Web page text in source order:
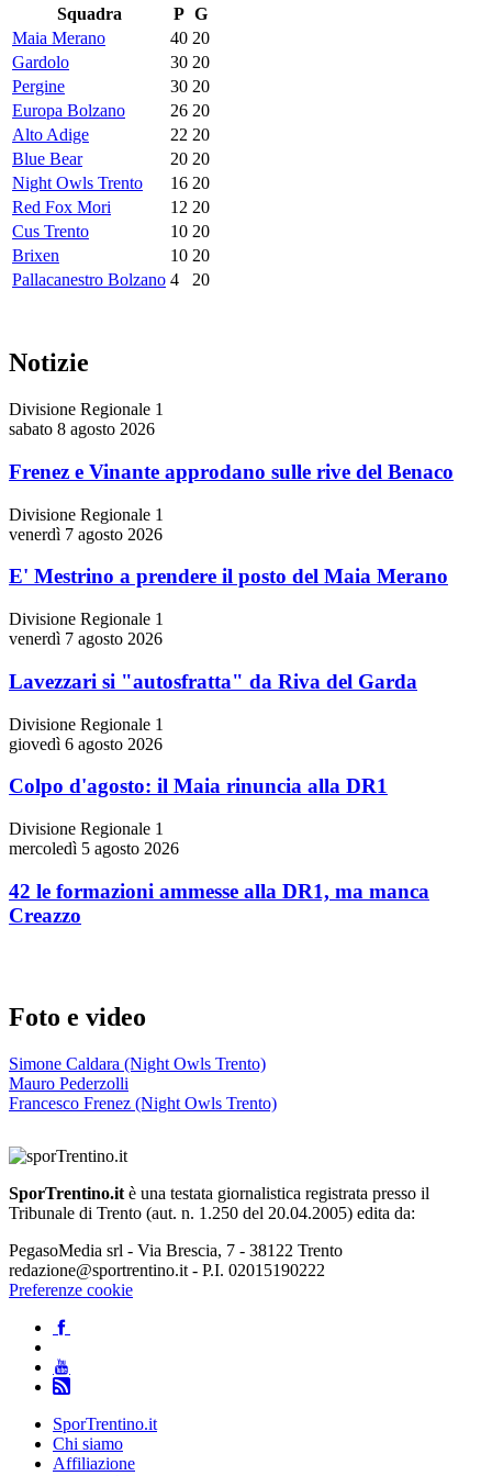
Squadra
P G
Maia Merano
40 20
Gardolo
30 20
Pergine
30 20
Europa Bolzano
26 20
Alto Adige
22 20
Blue Bear
20 20
Night Owls Trento
16 20
Red Fox Mori
12 20
Cus Trento
10 20
Brixen
10 20
Pallacanestro Bolzano 4 20
Notizie
Divisione Regionale 1
sabato 8 agosto 2026
Frenez e Vinante approdano sulle rive del Benaco
Divisione Regionale 1
venerdì 7 agosto 2026
E' Mestrino a prendere il posto del Maia Merano
Divisione Regionale 1
venerdì 7 agosto 2026
Lavezzari si "autosfratta" da Riva del Garda
Divisione Regionale 1
giovedì 6 agosto 2026
Colpo d'agosto: il Maia rinuncia alla DR1
Divisione Regionale 1
mercoledì 5 agosto 2026
42 le formazioni ammesse alla DR1, ma manca
Creazzo
Foto e video
Simone Caldara (Night Owls Trento)
Mauro Pederzolli
Francesco Frenez (Night Owls Trento)
SporTrentino.it è una testata giornalistica registrata presso il
Tribunale di Trento (aut. n. 1.250 del 20.04.2005) edita da:
PegasoMedia srl - Via Brescia, 7 - 38122 Trento
redazione@sportrentino.it - P.I. 02015190222
Preferenze cookie
SporTrentino.it
Chi siamo
Affiliazione